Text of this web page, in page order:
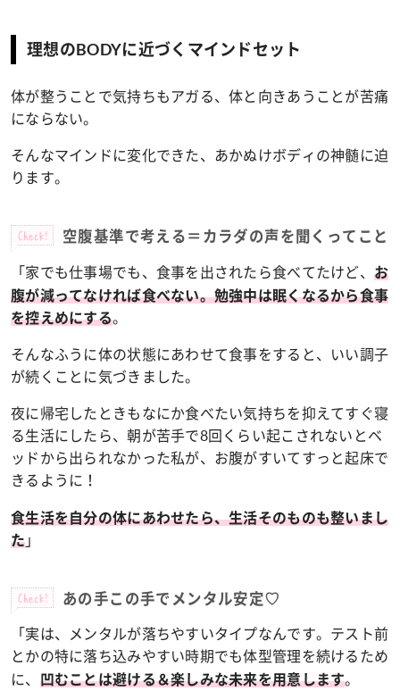
理想のBODYに近づくマインドセット
体が整うことで気持ちもアガる、体と向きあうことが苦痛
にならない。
そんなマインドに変化できた、あかぬけボディの神髄に迫
ります。
Check! 空腹基準で考える＝カラダの声を聞くってこと
「家でも仕事場でも、食事を出されたら食べてたけど、 お
腹が減ってなければ食べない。勉強中は眠くなるから食事
を控えめにする。
そんなふうに体の状態にあわせて食事をすると、いい調子
が続くことに気づきました。
夜に帰宅したときもなにか食べたい気持ちを抑えてすぐ寝
る生活にしたら、朝が苦手で8回くらい起こされないとベ
ッドから出られなかった私が、お腹がすいてすっと起床で
きるように！
食生活を自分の体にあわせたら、生活そのものも整いまし
た 」
Check! あの手この手でメンタル安定♡
「実は、メンタルが落ちやすいタイプなんです。テスト前
とかの特に落ち込みやすい時期でも体型管理を続けるため
に、
凹むことは避ける＆楽しみな未来を用意します。